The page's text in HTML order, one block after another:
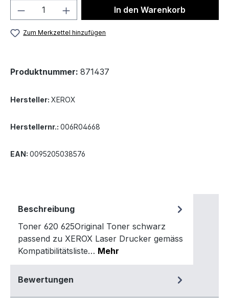
Produkt Anzahl: Gib denIn den Warenkorb
Zum Merkzettel hinzufügen
Produktnummer: 871437
Hersteller: XEROX
Herstellernr.: 006R04668
EAN: 0095205038576
Beschreibung
Toner 620 625Original Toner schwarz
passend zu XEROX Laser Drucker gemäss
Kompatibilitätsliste… Mehr
Bewertungen